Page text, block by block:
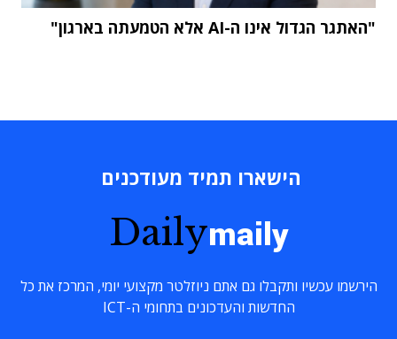
"האתגר הגדול אינו ה-AI אלא הטמעתה בארגון"
הישארו תמיד מעודכנים
Dailymaily
הירשמו עכשיו ותקבלו גם אתם ניוזלטר מקצועי יומי, המרכז את כל
החדשות והעדכונים בתחומי ה-ICT